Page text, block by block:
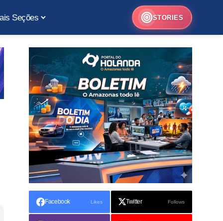
Seções STORIES
Facebook Likes Twitter Follows